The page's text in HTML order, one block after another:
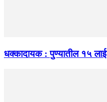
धक्कादायक : पुण्यातील १५